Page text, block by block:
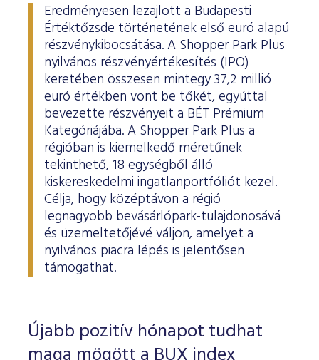
Eredményesen lezajlott a Budapesti
Értéktőzsde történetének első euró alapú
részvénykibocsátása. A Shopper Park Plus
nyilvános részvényértékesítés (IPO)
keretében összesen mintegy 37,2 millió
euró értékben vont be tőkét, egyúttal
bevezette részvényeit a BÉT Prémium
Kategóriájába. A Shopper Park Plus a
régióban is kiemelkedő méretűnek
tekinthető, 18 egységből álló
kiskereskedelmi ingatlanportfóliót kezel.
Célja, hogy középtávon a régió
legnagyobb bevásárlópark-tulajdonosává
és üzemeltetőjévé váljon, amelyet a
nyilvános piacra lépés is jelentősen
támogathat.
Újabb pozitív hónapot tudhat